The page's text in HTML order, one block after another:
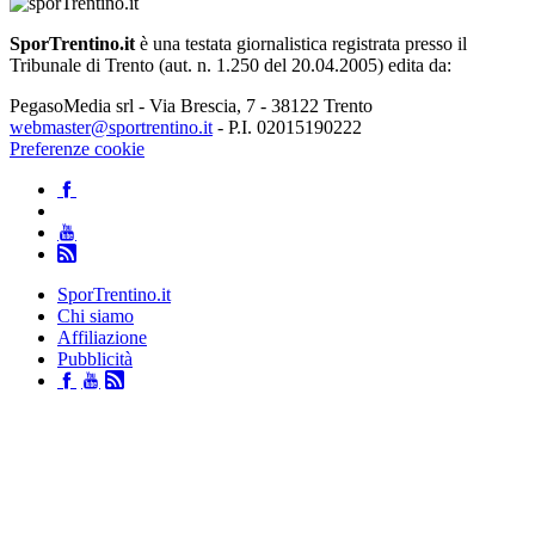
SporTrentino.it è una testata giornalistica registrata presso il
Tribunale di Trento (aut. n. 1.250 del 20.04.2005) edita da:
PegasoMedia srl - Via Brescia, 7 - 38122 Trento
webmaster@sportrentino.it - P.I. 02015190222
Preferenze cookie
SporTrentino.it
Chi siamo
Affiliazione
Pubblicità